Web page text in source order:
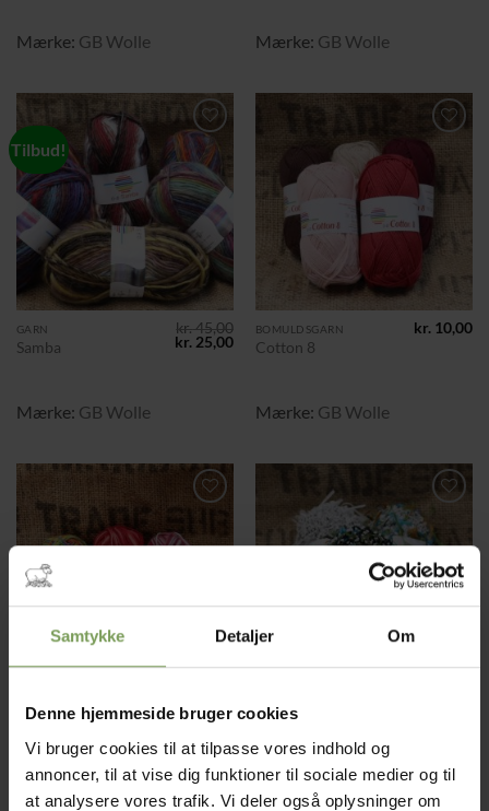
Samtykke Detaljer Om
Denne hjemmeside bruger cookies
Vi bruger cookies til at tilpasse vores indhold og
annoncer, til at vise dig funktioner til sociale medier og til
at analysere vores trafik. Vi deler også oplysninger om
Mærke: GB Wolle Mærke: GB Wolle
Tilbud!
Tilføj til
ønskeliste
GARN
Samba
kr.45,00
Den
oprindelige
kr. 25,00Den
aktuelle
Mærke: GB Wolle
Tilføj til
ønskeliste
BOMULDSGARN
Cotton 8
kr. 10,00
Mærke: GB Wolle
ønskeliste
Cotton 8 Multi
Mærke:GB Wolle
Tilføj til
ønskeliste
Duo
Mærke:GB Wolle